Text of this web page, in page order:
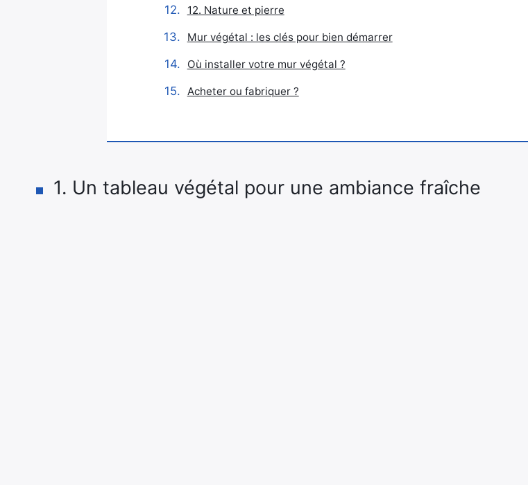
12. Nature et pierre
Mur végétal : les clés pour bien démarrer
Où installer votre mur végétal ?
Acheter ou fabriquer ?
1. Un tableau végétal pour une ambiance fraîche